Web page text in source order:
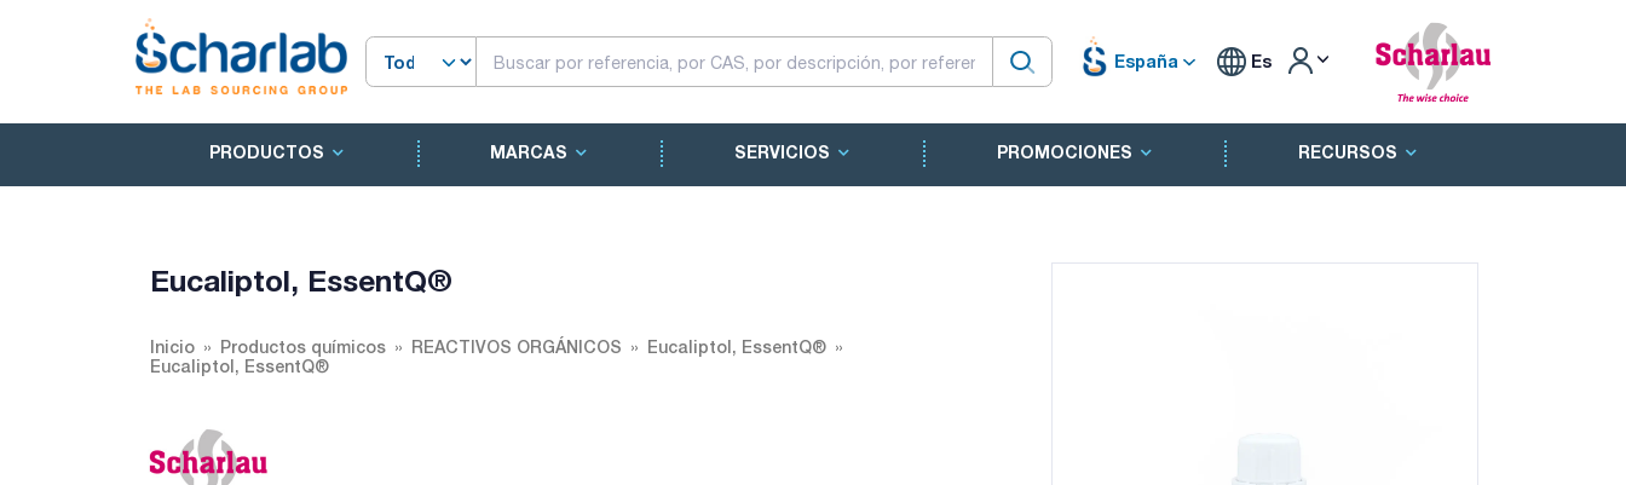
España Es
PRODUCTOS MARCAS SERVICIOS PROMOCIONES RECURSOS
Eucaliptol, EssentQ®
Inicio Productos químicos REACTIVOS ORGÁNICOS
Eucaliptol, EssentQ®
Eucaliptol, EssentQ®